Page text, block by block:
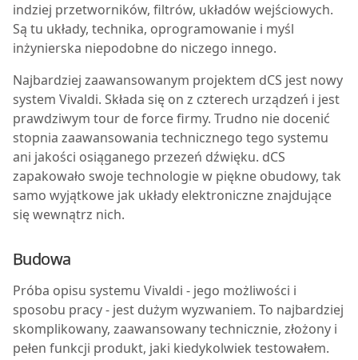
indziej przetworników, filtrów, układów wejściowych.
Są tu układy, technika, oprogramowanie i myśl
inżynierska niepodobne do niczego innego.
Najbardziej zaawansowanym projektem dCS jest nowy
system Vivaldi. Składa się on z czterech urządzeń i jest
prawdziwym tour de force firmy. Trudno nie docenić
stopnia zaawansowania technicznego tego systemu
ani jakości osiąganego przezeń dźwięku. dCS
zapakowało swoje technologie w piękne obudowy, tak
samo wyjątkowe jak układy elektroniczne znajdujące
się wewnątrz nich.
Budowa
Próba opisu systemu Vivaldi - jego możliwości i
sposobu pracy - jest dużym wyzwaniem. To najbardziej
skomplikowany, zaawansowany technicznie, złożony i
pełen funkcji produkt, jaki kiedykolwiek testowałem.